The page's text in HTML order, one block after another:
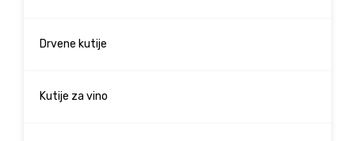
Drvene kutije
Kutije za vino